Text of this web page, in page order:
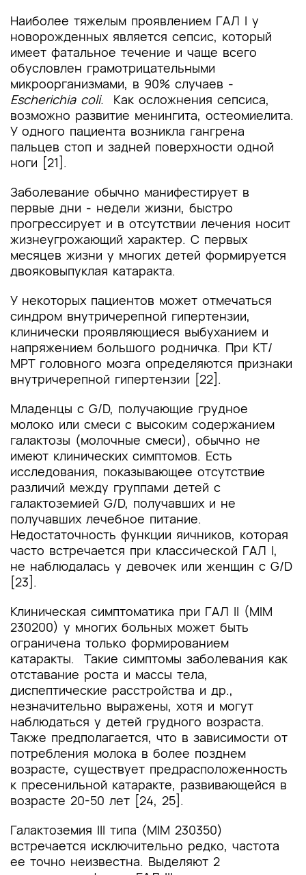
Наиболее тяжелым проявлением ГАЛ I у
новорожденных является сепсис, который
имеет фатальное течение и чаще всего
обусловлен грамотрицательными
микроорганизмами, в 90% случаев -
Escherichia coli. Как осложнения сепсиса,
возможно развитие менингита, остеомиелита.
У одного пациента возникла гангрена
пальцев стоп и задней поверхности одной
ноги [21].
Заболевание обычно манифестирует в
первые дни - недели жизни, быстро
прогрессирует и в отсутствии лечения носит
жизнеугрожающий характер. С первых
месяцев жизни у многих детей формируется
двояковыпуклая катаракта.
У некоторых пациентов может отмечаться
синдром внутричерепной гипертензии,
клинически проявляющиеся выбуханием и
напряжением большого родничка. При КТ/
МРТ головного мозга определяются признаки
внутричерепной гипертензии [22].
Младенцы с G/D, получающие грудное
молоко или смеси с высоким содержанием
галактозы (молочные смеси), обычно не
имеют клинических симптомов. Есть
исследования, показывающее отсутствие
различий между группами детей с
галактоземией G/D, получавших и не
получавших лечебное питание.
Недостаточность функции яичников, которая
часто встречается при классической ГАЛ I,
не наблюдалась у девочек или женщин с G/D
[23].
Клиническая симптоматика при ГАЛ II (MIM
230200) у многих больных может быть
ограничена только формированием
катаракты. Такие симптомы заболевания как
отставание роста и массы тела,
диспептические расстройства и др.,
незначительно выражены, хотя и могут
наблюдаться у детей грудного возраста.
Также предполагается, что в зависимости от
потребления молока в более позднем
возрасте, существует предрасположенность
к пресенильной катаракте, развивающейся в
возрасте 20-50 лет [24, 25].
Галактоземия III типа (MIM 230350)
встречается исключительно редко, частота
ее точно неизвестна. Выделяют 2